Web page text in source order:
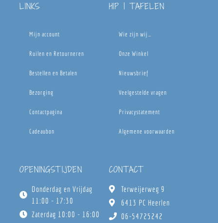
LINKS
Mijn account
Ruilen en Retourneren
Bestellen en Betalen
Bezorging
Contactpagina
Cadeaubon
HIP | TAFELEN
Wie zijn wij…
Onze Winkel
Nieuwsbrief
Veelgestelde vragen
Privacystatement
Algemene voorwaarden
OPENINGSTIJDEN
Donderdag en Vrijdag
11:00 - 17:30
Zaterdag 10:00 - 16:00
CONTACT
Terweijerweg 9
6413 PC Heerlen
06-54725242